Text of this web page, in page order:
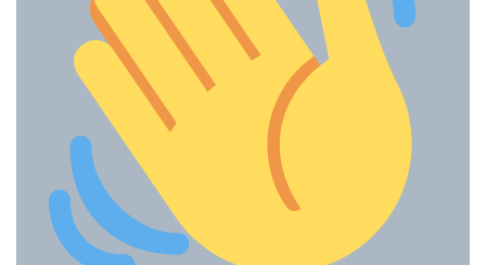
académicos, equipos de gestión y profesionales del sector
educativo que desean comprender cómo empezar a
incorporar la inteligencia artificial de forma práctica, ética y
pedagógica.
Durante el encuentro se abordarán herramientas útiles
para el aula, oportunidades de aplicación, riesgos que
conviene tener presentes y criterios para integrar la IA sin
perder el enfoque humano del proceso educativo.